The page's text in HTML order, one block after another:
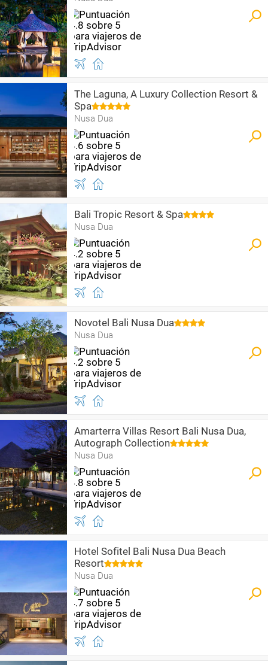
The Laguna, A Luxury Collection Resort &
Spa
Nusa Dua
Bali Tropic Resort & Spa
Nusa Dua
Novotel Bali Nusa Dua
Nusa Dua
Amarterra Villas Resort Bali Nusa Dua,
Autograph Collection
Nusa Dua
Hotel Sofitel Bali Nusa Dua Beach
Resort
Nusa Dua